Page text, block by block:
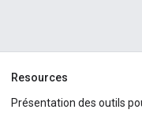
Resources
Présentation des outils